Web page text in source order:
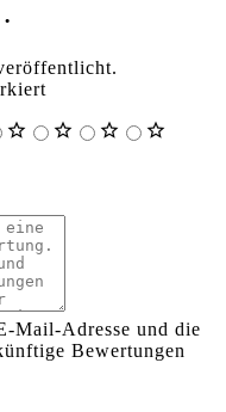
Mail-Adresse und die
Bewertungen